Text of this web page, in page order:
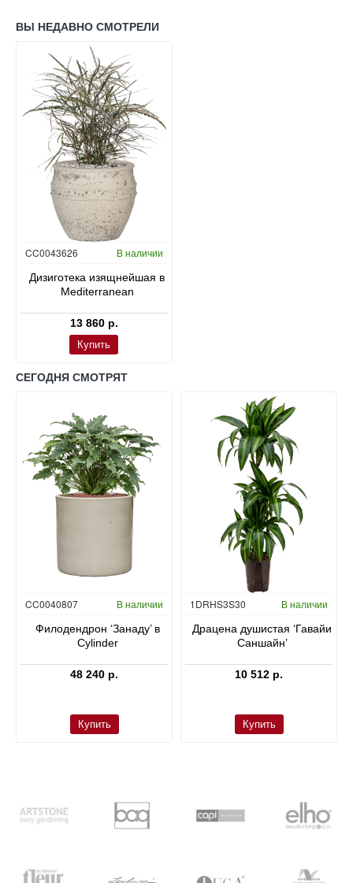
ВЫ НЕДАВНО СМОТРЕЛИ
CC0043626 В наличии
Дизиготека изящнейшая в
Mediterranean
13 860 р.
Купить
СЕГОДНЯ СМОТРЯТ
CC0040807 В наличии
Филодендрон ‘Занаду’ в
Cylinder
48 240 р.
Купить
Гидропоника
1DRHS3S30 В наличии
Драцена душистая ‘Гавайи
Саншайн’
10 512 р.
Купить